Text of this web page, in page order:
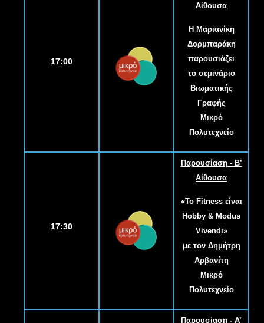
17:00
Αίθουσα
Η Μαριανίκη
Δορμπαράκη
παρουσιάζει
το σεμινάριο
Βιωματικής
Γραφής
Μικρό
Πολυτεχνείο
17:30
Παρουσίαση - B’
Αίθουσα
«Το Fitness είναι
Hobby & Modus
Vivendi»
με τον Δημήτρη
Αρβανίτη
Μικρό
Πολυτεχνείο
Παρουσίαση - Α’